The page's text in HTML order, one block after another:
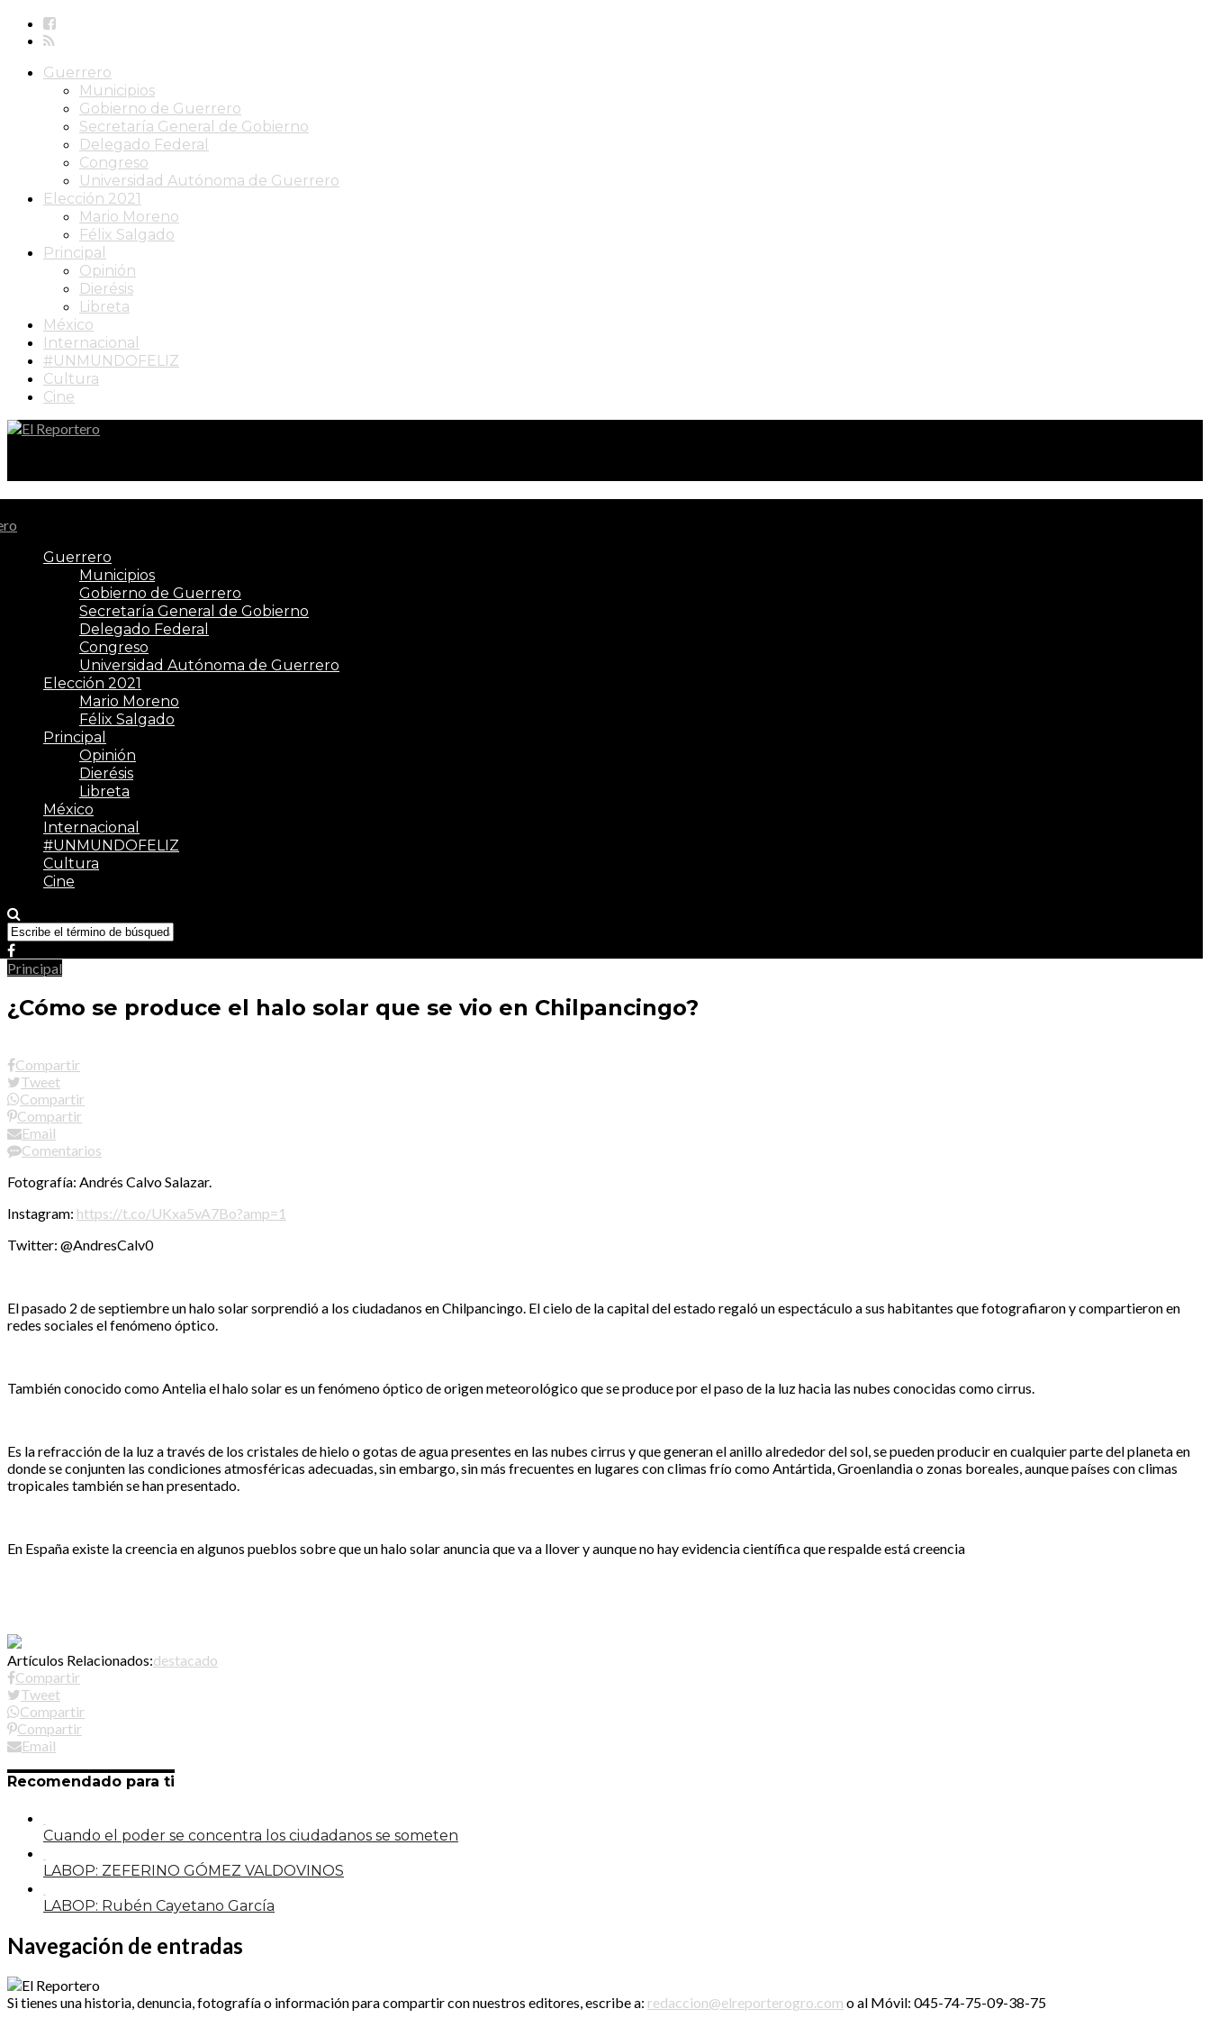
Guerrero
Municipios
Gobierno de Guerrero
Secretaría General de Gobierno
Delegado Federal
Congreso
Universidad Autónoma de Guerrero
Elección 2021
Mario Moreno
Félix Salgado
Principal
Opinión
Dierésis
Libreta
México
Internacional
#UNMUNDOFELIZ
Cultura
Cine
Guerrero
Municipios
Gobierno de Guerrero
Secretaría General de Gobierno
Delegado Federal
Congreso
Universidad Autónoma de Guerrero
Elección 2021
Mario Moreno
Félix Salgado
Principal
Opinión
Dierésis
Libreta
México
Internacional
#UNMUNDOFELIZ
Cultura
Cine
Principal
¿Cómo se produce el halo solar que se vio en Chilpancingo?
Compartir
Tweet
Compartir
Compartir
Email
Comentarios
Fotografía: Andrés Calvo Salazar.
Instagram: https://t.co/UKxa5vA7Bo?amp=1
Twitter: @AndresCalv0
El pasado 2 de septiembre un halo solar sorprendió a los ciudadanos en Chilpancingo. El cielo de la capital del estado regaló un espectáculo a sus habitantes que fotografiaron y compartieron en
redes sociales el fenómeno óptico.
También conocido como Antelia el halo solar es un fenómeno óptico de origen meteorológico que se produce por el paso de la luz hacia las nubes conocidas como cirrus.
Es la refracción de la luz a través de los cristales de hielo o gotas de agua presentes en las nubes cirrus y que generan el anillo alrededor del sol, se pueden producir en cualquier parte del planeta en
donde se conjunten las condiciones atmosféricas adecuadas, sin embargo, sin más frecuentes en lugares con climas frío como Antártida, Groenlandia o zonas boreales, aunque países con climas
tropicales también se han presentado.
En España existe la creencia en algunos pueblos sobre que un halo solar anuncia que va a llover y aunque no hay evidencia científica que respalde está creencia
Artículos Relacionados:destacado
Compartir
Tweet
Compartir
Compartir
Email
Recomendado para ti
Cuando el poder se concentra los ciudadanos se someten
LABOP: ZEFERINO GÓMEZ VALDOVINOS
LABOP: Rubén Cayetano García
Navegación de entradas
Si tienes una historia, denuncia, fotografía o información para compartir con nuestros editores, escribe a: redaccion@elreporterogro.com o al Móvil: 045-74-75-09-38-75